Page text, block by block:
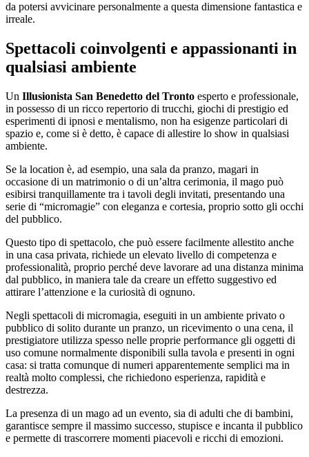
da potersi avvicinare personalmente a questa dimensione fantastica e
irreale.
Spettacoli coinvolgenti e appassionanti in
qualsiasi ambiente
Un Illusionista San Benedetto del Tronto esperto e professionale,
in possesso di un ricco repertorio di trucchi, giochi di prestigio ed
esperimenti di ipnosi e mentalismo, non ha esigenze particolari di
spazio e, come si è detto, è capace di allestire lo show in qualsiasi
ambiente.
Se la location è, ad esempio, una sala da pranzo, magari in
occasione di un matrimonio o di un’altra cerimonia, il mago può
esibirsi tranquillamente tra i tavoli degli invitati, presentando una
serie di “micromagie” con eleganza e cortesia, proprio sotto gli occhi
del pubblico.
Questo tipo di spettacolo, che può essere facilmente allestito anche
in una casa privata, richiede un elevato livello di competenza e
professionalità, proprio perché deve lavorare ad una distanza minima
dal pubblico, in maniera tale da creare un effetto suggestivo ed
attirare l’attenzione e la curiosità di ognuno.
Negli spettacoli di micromagia, eseguiti in un ambiente privato o
pubblico di solito durante un pranzo, un ricevimento o una cena, il
prestigiatore utilizza spesso nelle proprie performance gli oggetti di
uso comune normalmente disponibili sulla tavola e presenti in ogni
casa: si tratta comunque di numeri apparentemente semplici ma in
realtà molto complessi, che richiedono esperienza, rapidità e
destrezza.
La presenza di un mago ad un evento, sia di adulti che di bambini,
garantisce sempre il massimo successo, stupisce e incanta il pubblico
e permette di trascorrere momenti piacevoli e ricchi di emozioni.